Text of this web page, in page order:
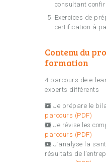
consultant
Exercices de
certification à
Contenu du
formation
4 parcours de e-
experts différents
Je prépare le
parcours (PDF)
Je révise les
parcours (PDF)
J’analyse la
résultats de